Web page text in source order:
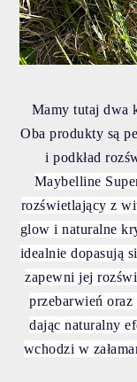
Mamy tutaj dwa
Oba produkty są
i podkład
Maybelline
rozświetlający z
glow i naturalne
idealnie dopasują
zapewni jej
przebarwień
dając naturalny
wchodzi w